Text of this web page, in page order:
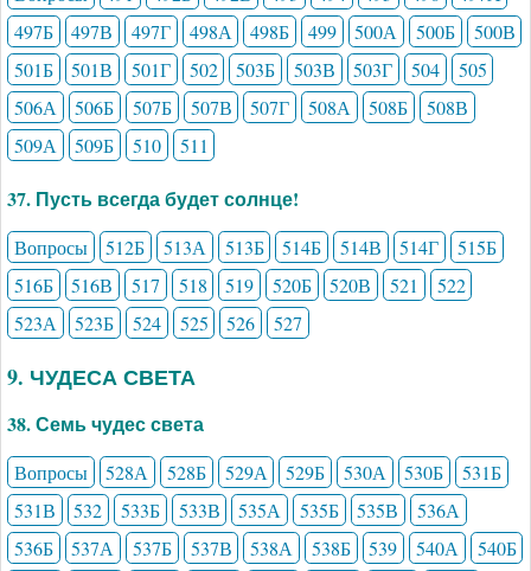
497Б
497В 497Г 498А 498Б 499 500А 500Б
500В
501Б
501В 501Г 502 503Б 503В 503Г 504
505
506А
506Б 507Б 507В 507Г 508А 508Б
508В
509А
509Б 510 511
37. Пусть всегда будет солнце!
Вопросы 512Б 513А 513Б 514Б 514В 514Г
515Б
516Б
516В 517 518 519 520Б 520В 521
522
523А
523Б 524 525 526 527
9. ЧУДЕСА СВЕТА
38. Семь чудес света
Вопросы 528А 528Б 529А 529Б 530А 530Б
531Б
531В
532 533Б 533В 535А 535Б 535В
536А
536Б
537А 537Б 537В 538А 538Б 539 540А
540Б